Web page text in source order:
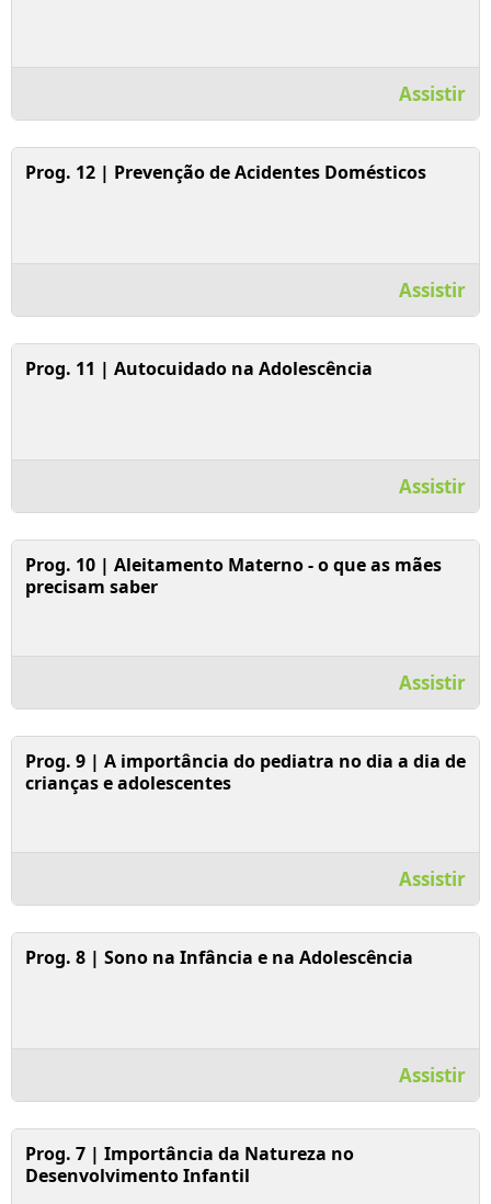
Assistir
Prog. 12 | Prevenção de Acidentes Domésticos
Assistir
Prog. 11 | Autocuidado na Adolescência
Assistir
Prog. 10 | Aleitamento Materno - o que as mães
precisam saber
Assistir
Prog. 9 | A importância do pediatra no dia a dia de
crianças e adolescentes
Assistir
Prog. 8 | Sono na Infância e na Adolescência
Assistir
Prog. 7 | Importância da Natureza no
Desenvolvimento Infantil